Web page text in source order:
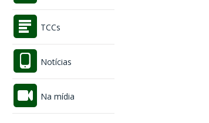
TCCs
Notícias
Na mídia